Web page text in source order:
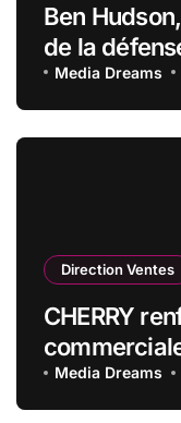
Ben
de la
qualité de
Media Dreams
Direction Ventes
CHERRY
stratégiques
Media Dreams